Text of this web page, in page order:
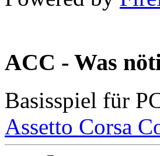
ACC - Was
Basisspiel für
Assetto Corsa